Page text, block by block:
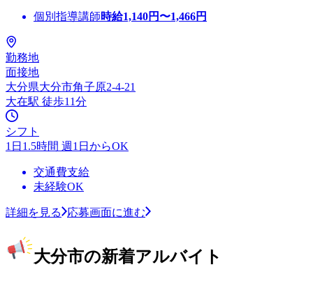
個別指導講師時給1,140円〜1,466円
勤務地
面接地
大分県大分市角子原2-4-21
大在駅 徒歩11分
シフト
1日1.5時間 週1日からOK
交通費支給
未経験OK
詳細を見る 応募画面に進む
大分市の新着アルバイト